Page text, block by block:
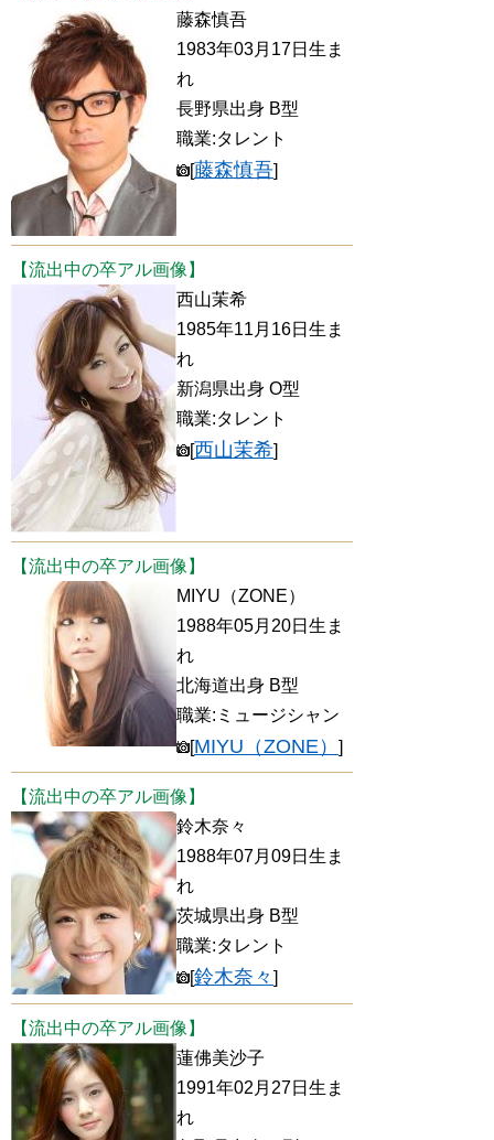
藤森慎吾
1983年03月17日生ま
れ
長野県出身 B型
職業:タレント
[藤森慎吾]
【流出中の卒アル画像】
西山茉希
1985年11月16日生ま
れ
新潟県出身 O型
職業:タレント
[西山茉希]
【流出中の卒アル画像】
MIYU（ZONE）
1988年05月20日生ま
れ
北海道出身 B型
職業:ミュージシャン
[MIYU（ZONE） ]
【流出中の卒アル画像】
鈴木奈々
1988年07月09日生ま
れ
茨城県出身 B型
職業:タレント
[鈴木奈々 ]
【流出中の卒アル画像】
蓮佛美沙子
1991年02月27日生ま
れ